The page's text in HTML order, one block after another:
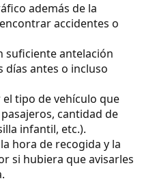
además de la
accidentes o
suficiente antelación
días antes o incluso
tipo de vehículo que
cantidad de
infantil, etc.).
hora de recogida y la
si hubiera que avisarles